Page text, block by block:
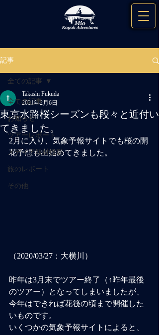
記事
全ての記事
お知らせ
ツアーレポート
メディア取材撮影
旅のレポート
その他
全ての記事
東京水路桜シーズンも段々と近付い
てきました。
Takashi Fukuda
2021年2月6日
2月に入り、気象予報サイトでも桜の開
花予想も出始めてきました。
（2020/03/27：大横川）
昨年は3月末でツアー終了（↑昨年最後
のツアー）となってしまいましたが、
今年はできれば花筏の頃まで開催した
いものです。
いくつかの気象予報サイトによると、